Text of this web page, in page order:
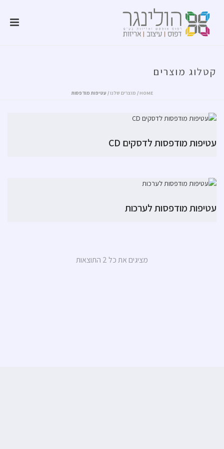
קטלוג מוצרים
HOME
/ מוצרים שלנו/ עטיפות מודפסות
עטיפות מודפסות לדסקים CD
עטיפות מודפסות לערכות
מציגים את כל ⁦2⁩ התוצאות